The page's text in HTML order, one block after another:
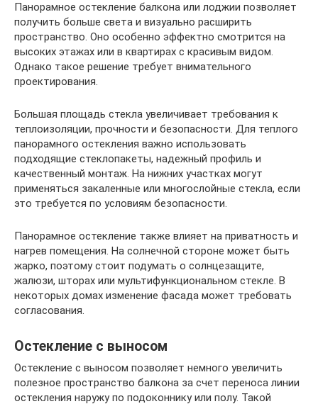
Панорамное остекление балкона или лоджии позволяет
получить больше света и визуально расширить
пространство. Оно особенно эффектно смотрится на
высоких этажах или в квартирах с красивым видом.
Однако такое решение требует внимательного
проектирования.
Большая площадь стекла увеличивает требования к
теплоизоляции, прочности и безопасности. Для теплого
панорамного остекления важно использовать
подходящие стеклопакеты, надежный профиль и
качественный монтаж. На нижних участках могут
применяться закаленные или многослойные стекла, если
это требуется по условиям безопасности.
Панорамное остекление также влияет на приватность и
нагрев помещения. На солнечной стороне может быть
жарко, поэтому стоит подумать о солнцезащите,
жалюзи, шторах или мультифункциональном стекле. В
некоторых домах изменение фасада может требовать
согласования.
Остекление с выносом
Остекление с выносом позволяет немного увеличить
полезное пространство балкона за счет переноса линии
остекления наружу по подоконнику или полу. Такой